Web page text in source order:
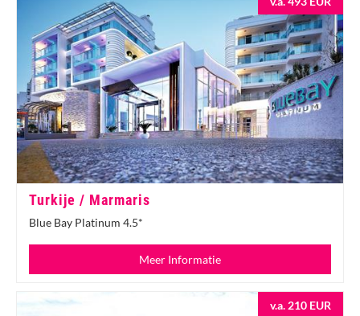
Turkije / Marmaris
Blue Bay Platinum 4.5*
Meer Informatie
v.a. 210 EUR